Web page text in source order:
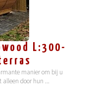
L:300-
manier om bij u
alleen door hun ...